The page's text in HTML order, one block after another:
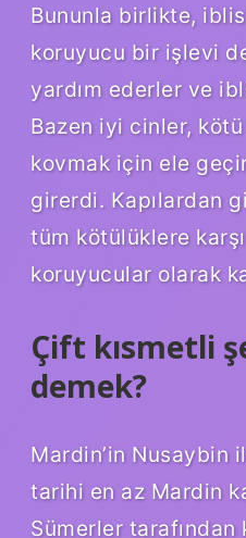
Bununla birlikte,
koruyucu bir işlevi
yardım ederler ve
Bazen iyi cinler,
kovmak için ele
girerdi. Kapılardan
tüm kötülüklere
koruyucular olarak
Çift kısmetli
demek?
Mardin’in Nusaybin
tarihi en az Mardin
Sümerler tarafından